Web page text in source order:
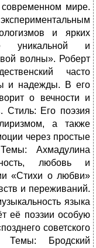
мире.
и ярких
уникальной и
волны». Роберт
часто
и надежды. В его
о вечности и
Стиль: Его поэзия
а также
через простые
Ахмадулина
любовь и
«Стихи о любви»
и переживаний.
языка
её поэзии особую
советского
Темы: Бродский